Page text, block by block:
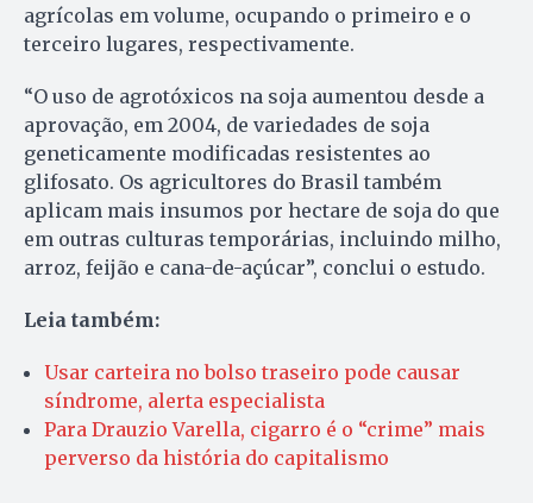
agrícolas em volume, ocupando o primeiro e o
terceiro lugares, respectivamente.
“O uso de agrotóxicos na soja aumentou desde a
aprovação, em 2004, de variedades de soja
geneticamente modificadas resistentes ao
glifosato. Os agricultores do Brasil também
aplicam mais insumos por hectare de soja do que
em outras culturas temporárias, incluindo milho,
arroz, feijão e cana-de-açúcar”, conclui o estudo.
Leia também:
Usar carteira no bolso traseiro pode causar
síndrome, alerta especialista
Para Drauzio Varella, cigarro é o “crime” mais
perverso da história do capitalismo